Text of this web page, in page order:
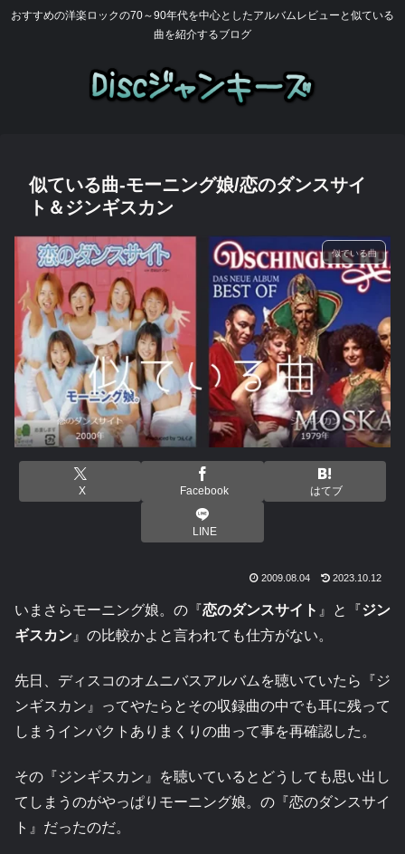
おすすめの洋楽ロックの70～90年代を中心としたアルバムレビューと似ている
曲を紹介するブログ
似ている曲-モーニング娘/恋のダンスサイ
ト＆ジンギスカン
似ている曲
X Facebook はてブ
LINE
2009.08.04 2023.10.12
いまさらモーニング娘。の『恋のダンスサイト 』と『ジン
ギスカン 』の比較かよと言われても仕方がない。
先日、ディスコのオムニバスアルバムを聴いていたら『ジ
ンギスカン』ってやたらとその収録曲の中でも耳に残って
しまうインパクトありまくりの曲って事を再確認した。
その『ジンギスカン』を聴いているとどうしても思い出し
てしまうのがやっぱりモーニング娘。の『恋のダンスサイ
ト』だったのだ。